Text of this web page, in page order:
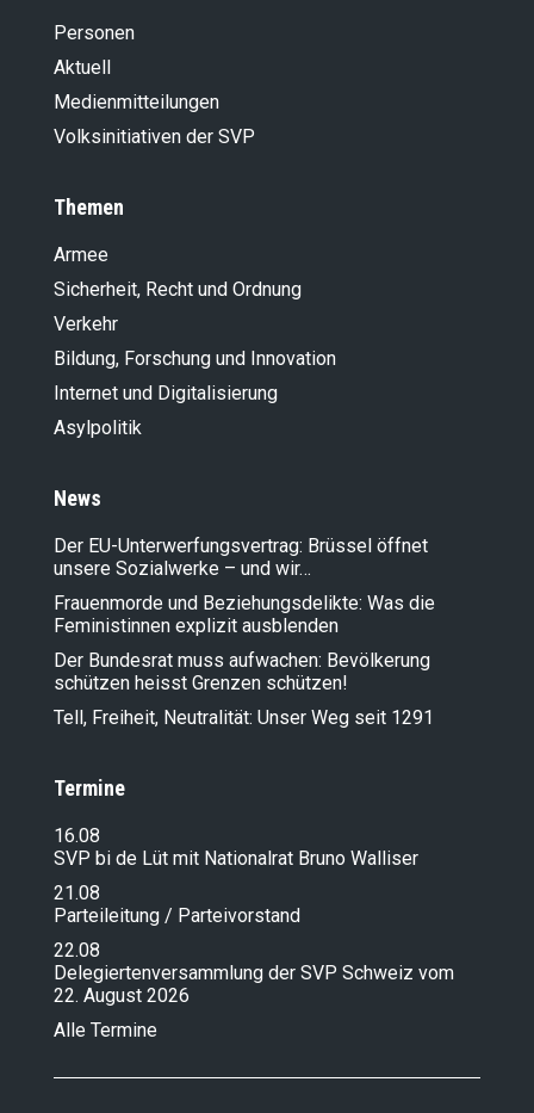
Personen
Aktuell
Medienmitteilungen
Volksinitiativen der SVP
Themen
Armee
Sicherheit, Recht und Ordnung
Verkehr
Bildung, Forschung und Innovation
Internet und Digitalisierung
Asylpolitik
News
Der EU-Unterwerfungsvertrag: Brüssel öffnet
unsere Sozialwerke – und wir…
Frauenmorde und Beziehungsdelikte: Was die
Feministinnen explizit ausblenden
Der Bundesrat muss aufwachen: Bevölkerung
schützen heisst Grenzen schützen!
Tell, Freiheit, Neutralität: Unser Weg seit 1291
Termine
16.08
SVP bi de Lüt mit Nationalrat Bruno Walliser
21.08
Parteileitung / Parteivorstand
22.08
Delegiertenversammlung der SVP Schweiz vom
22. August 2026
Alle Termine